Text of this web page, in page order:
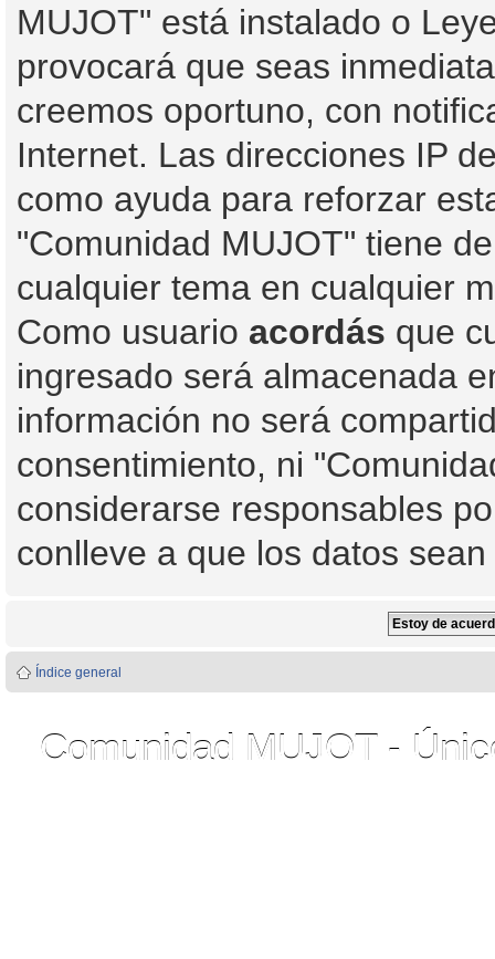
MUJOT" está instalado o
provocará que seas
creemos oportuno, con
Internet. Las direcciones IP
como ayuda para reforzar
"Comunidad MUJOT" tiene
cualquier tema en cualquier
Como usuario acordás que
ingresado será almacenada
información no será
consentimiento, ni
considerarse responsables
conlleve a que los datos
Índice general
Comunidad MUJOT -